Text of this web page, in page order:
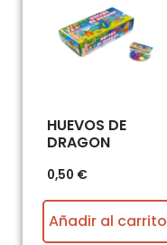
HUEVOS DE
DRAGON
0,50 €
Añadir al carrito